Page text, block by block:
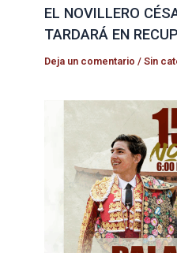
EL NOVILLERO
TARDARÁ EN
Deja un comentario /Sin